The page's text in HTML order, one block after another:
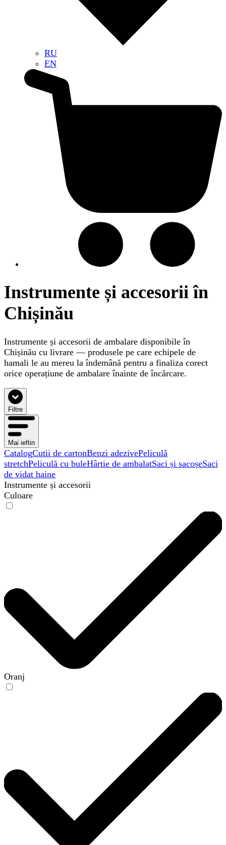
RU
EN
Instrumente și accesorii în
Chișinău
Instrumente și accesorii de ambalare disponibile în
Chișinău cu livrare — produsele pe care echipele de
hamali le au mereu la îndemână pentru a finaliza corect
orice operațiune de ambalare înainte de încărcare.
Filtre
Mai ieftin
CatalogCutii de cartonBenzi adezivePeliculă
stretchPeliculă cu buleHârtie de ambalatSaci și sacoșeSaci
de vidat haine
Instrumente și accesorii
Culoare
Oranj